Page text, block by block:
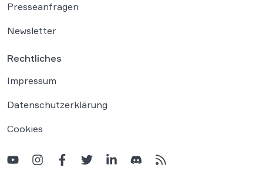
Presseanfragen
Newsletter
Rechtliches
Impressum
Datenschutzerklärung
Cookies